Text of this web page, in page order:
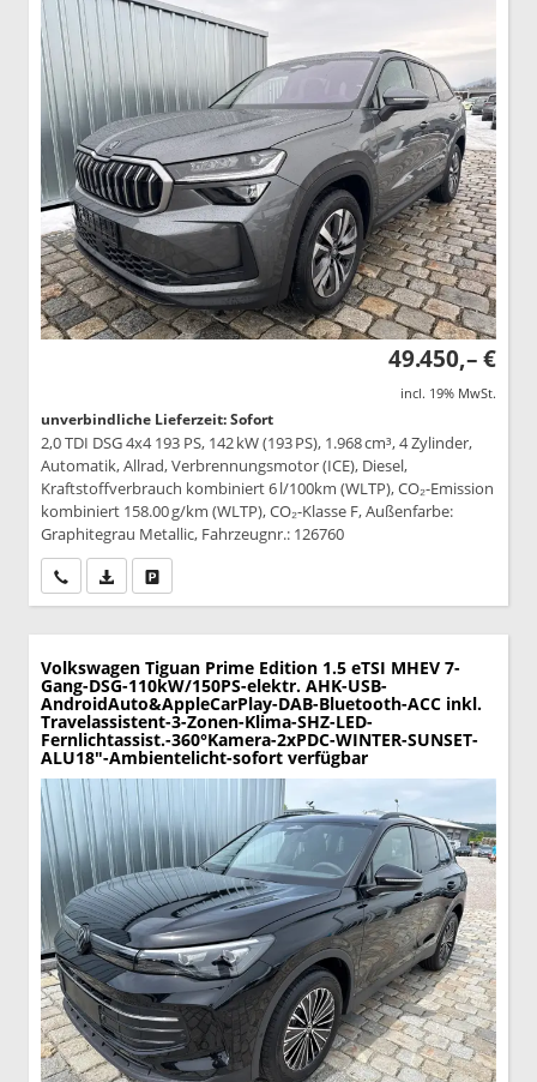
49.450,– €
incl. 19% MwSt.
unverbindliche Lieferzeit: Sofort
2,0 TDI DSG 4x4 193 PS, 142 kW (193 PS), 1.968 cm³, 4 Zylinder,
Automatik, Allrad, Verbrennungsmotor (ICE), Diesel,
Kraftstoffverbrauch kombiniert 6 l/100km (WLTP), CO₂-Emission
kombiniert 158.00 g/km (WLTP), CO₂-Klasse F, Außenfarbe:
Graphitegrau Metallic, Fahrzeugnr.: 126760
Wir rufen Sie anPDF-Datei, Fahrzeugexposé drucken
Volkswagen Tiguan Prime Edition 1.5 eTSI MHEV 7-
Gang-DSG-110kW/150PS-elektr. AHK-USB-
AndroidAuto&AppleCarPlay-DAB-Bluetooth-ACC inkl.
Travelassistent-3-Zonen-Klima-SHZ-LED-
Fernlichtassist.-360°Kamera-2xPDC-WINTER-SUNSET-
ALU18"-Ambientelicht-sofort verfügbar